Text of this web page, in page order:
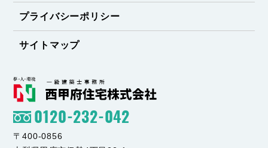
プライバシーポリシー
サイトマップ
0120-232-042
〒400-0856